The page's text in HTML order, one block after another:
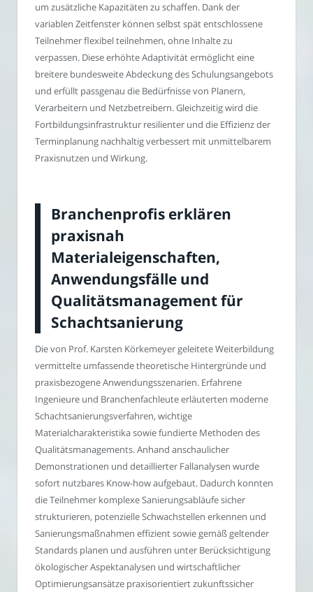
um zusätzliche Kapazitäten zu schaffen. Dank der
variablen Zeitfenster können selbst spät entschlossene
Teilnehmer flexibel teilnehmen, ohne Inhalte zu
verpassen. Diese erhöhte Adaptivität ermöglicht eine
breitere bundesweite Abdeckung des Schulungsangebots
und erfüllt passgenau die Bedürfnisse von Planern,
Verarbeitern und Netzbetreibern. Gleichzeitig wird die
Fortbildungsinfrastruktur resilienter und die Effizienz der
Terminplanung nachhaltig verbessert mit unmittelbarem
Praxisnutzen und Wirkung.
Branchenprofis erklären
praxisnah
Materialeigenschaften,
Anwendungsfälle und
Qualitätsmanagement für
Schachtsanierung
Die von Prof. Karsten Körkemeyer geleitete Weiterbildung
vermittelte umfassende theoretische Hintergründe und
praxisbezogene Anwendungsszenarien. Erfahrene
Ingenieure und Branchenfachleute erläuterten moderne
Schachtsanierungsverfahren, wichtige
Materialcharakteristika sowie fundierte Methoden des
Qualitätsmanagements. Anhand anschaulicher
Demonstrationen und detaillierter Fallanalysen wurde
sofort nutzbares Know-how aufgebaut. Dadurch konnten
die Teilnehmer komplexe Sanierungsabläufe sicher
strukturieren, potenzielle Schwachstellen erkennen und
Sanierungsmaßnahmen effizient sowie gemäß geltender
Standards planen und ausführen unter Berücksichtigung
ökologischer Aspektanalysen und wirtschaftlicher
Optimierungsansätze praxisorientiert zukunftssicher